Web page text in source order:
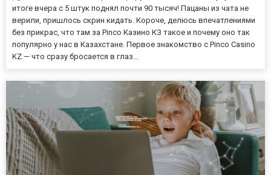
итоге вчера с 5 штук поднял почти 90 тысяч! Пацаны из чата не
верили, пришлось скрин кидать. Короче, делюсь впечатлениями
без прикрас, что там за Pinco Казино КЗ такое и почему оно так
популярно у нас в Казахстане. Первое знакомство с Pinco Casino
KZ — что сразу бросается в глаз...